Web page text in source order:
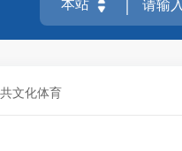
文化体育